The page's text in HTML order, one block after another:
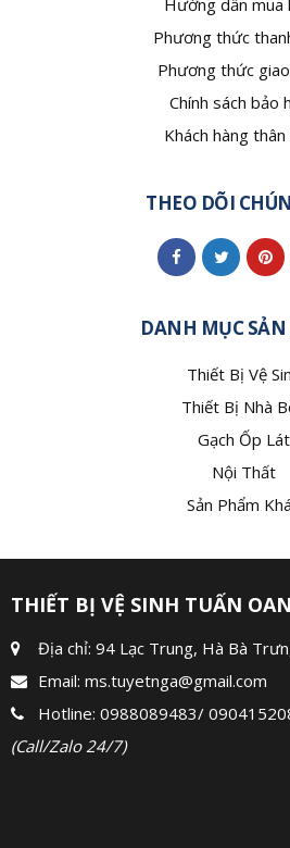
Hướng dẫn mua
Phương thức
Phương thức
Chính sách bảo
Khách hàng
THEO DÕI
DANH MỤC
Thiết Bị Vệ
Thiết Bị Nhà
Gạch Ốp Lát
Nội Thất
Sản Phẩm
THIẾT BỊ VỆ SINH TUẤN
Địa chỉ: 94 Lạc Trung, Hà Bà
Email: ms.tuyetnga@gmail.com
Hotline: 0988089483/
(Call/Zalo 24/7)